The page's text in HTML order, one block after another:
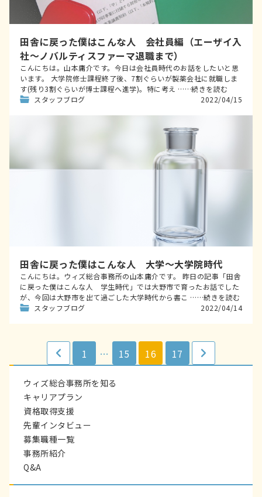
田舎に戻った僕はこんな人 会社員編（エーザイ入
社～ノバルティスファーマ退職まで）
こんにちは。山本庸介です。今日は会社員時代のお話をしたいと思
います。 大学院修士課程終了後、7割ぐらいが製薬会社に就職しま
す(残り3割ぐらいが博士課程へ進学)。特に考え ……続きを読む
スタッフブログ
2022/04/15
田舎に戻った僕はこんな人 大学～大学院時代
こんにちは。ウィズ総合事務所の山本庸介です。 昨日の記事「田舎
に戻った僕はこんな人 学生時代」では大野市で育ったお話でした
が、今回は大野市を出て過ごした大学時代から書こ ……続きを読む
スタッフブログ
2022/04/14
稿
1 … 15 16 17
ウィズ総合事務所を知る
キャリアプラン
資格取得支援
先輩インタビュー
募集職種一覧
事務所紹介
Q&A